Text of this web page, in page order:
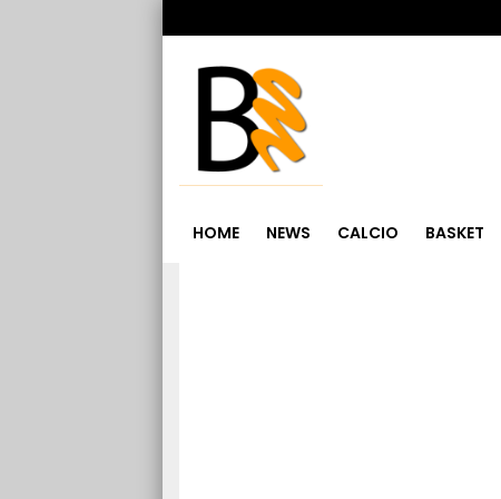
HOME NEWS CALCIO BASKET